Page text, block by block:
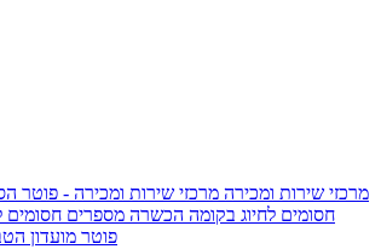
מרכזי שירות ומכירה מרכזי שירות ומכירה - פוטר
חסומים לחיוג בקומה הכשרה מספרים חסומים
IsraelieSIM by Pelephone - פוטר מועדון